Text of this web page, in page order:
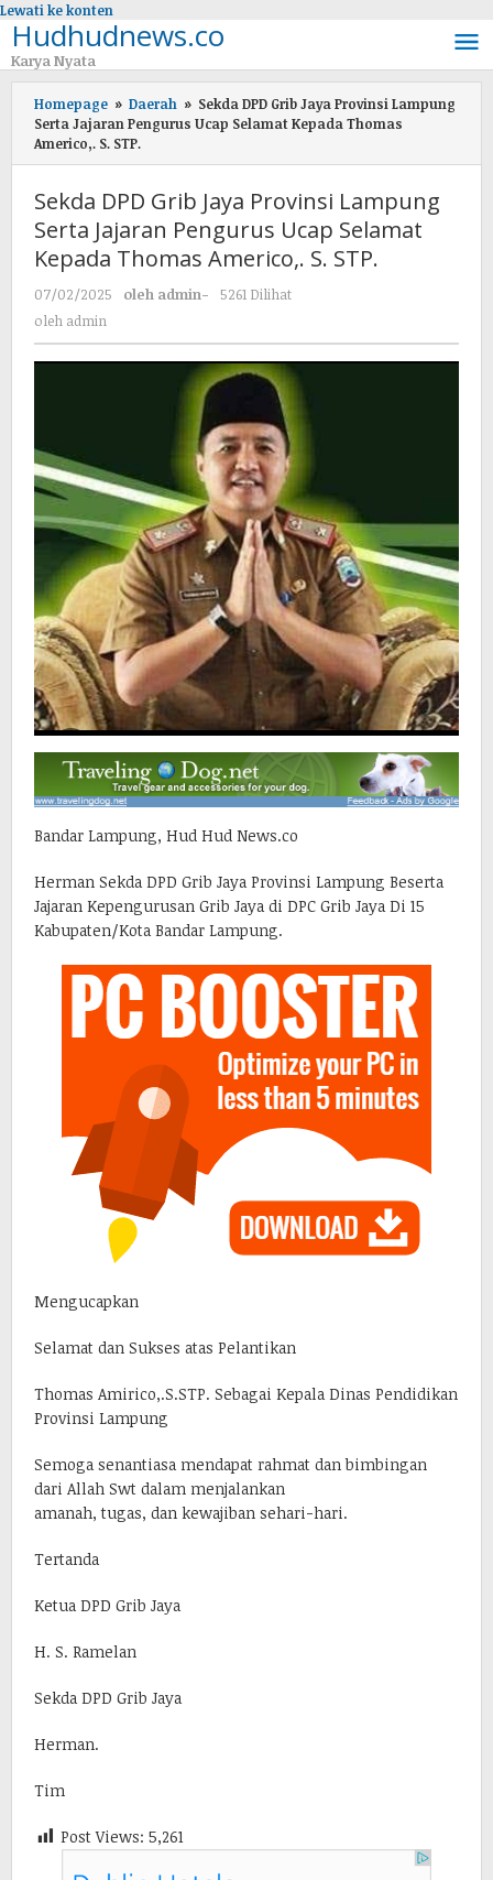
Lewati ke konten
Hudhudnews.co
Karya Nyata
Homepage » Daerah » Sekda DPD Grib Jaya Provinsi Lampung
Serta Jajaran Pengurus Ucap Selamat Kepada Thomas
Americo,. S. STP.
Sekda DPD Grib Jaya Provinsi Lampung
Serta Jajaran Pengurus Ucap Selamat
Kepada Thomas Americo,. S. STP.
07/02/2025 oleh admin-
5261 Dilihat
oleh admin
Bandar Lampung, Hud Hud News.co
Herman Sekda DPD Grib Jaya Provinsi Lampung Beserta
Jajaran Kepengurusan Grib Jaya di DPC Grib Jaya Di 15
Kabupaten/Kota Bandar Lampung.
Mengucapkan
Selamat dan Sukses atas Pelantikan
Thomas Amirico,.S.STP. Sebagai Kepala Dinas Pendidikan
Provinsi Lampung
Semoga senantiasa mendapat rahmat dan bimbingan
dari Allah Swt dalam menjalankan
amanah, tugas, dan kewajiban sehari-hari.
Tertanda
Ketua DPD Grib Jaya
H. S. Ramelan
Sekda DPD Grib Jaya
Herman.
Tim
Post Views: 5,261